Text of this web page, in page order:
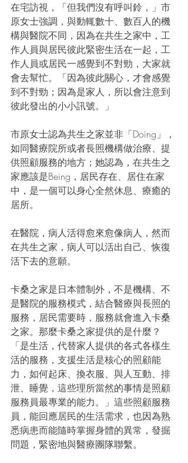
在宅訪視，「但我們沒有呼叫鈴，」市
原女士強調，與動輒數十、數百人的機
構與醫院不同，因為在共生之家中，工
作人員與居民彼此緊密生活在一起，工
作人員或居民一感覺到不對勁，大家就
會去幫忙。「因為彼此關心，才會感覺
到不對勁；因為是家人，所以會注意到
彼此發出的小小訊號。」
市原女士認為共生之家並非「Doing」，
如同醫療院所或者長照機構做治療、提
供照顧服務的地方；她認為，在共生之
家應該是Being，居民存在、居住在家
中，是一個可以身心全然休息、療癒的
居所。
在醫院，病人活得愈來愈像病人，然而
在共生之家，病人可以活出自己、恢復
活下去的意願。
卡桑之家是日本體制外，不是機構、不
是醫院的服務模式，結合醫療與長照的
服務，居民需要時，服務就會進入卡桑
之家。那麼卡桑之家提供的是什麼？
「是生活，代替家人提供的各式各樣生
活的服務，支援生活是核心的照顧能
力，如何起床、換衣服、與人互動、排
泄、睡覺，這些理所當然的事情是照顧
服務員最專業的能力。」這些照顧服務
員，能回應居民的生活需求，也因為熟
悉病患而能隨時掌握身體的異常，發掘
問題，緊密地與醫療團隊聯繫。